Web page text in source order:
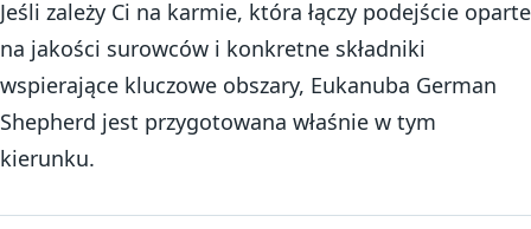
Jeśli zależy Ci na karmie, która łączy podejście oparte
na jakości surowców i konkretne składniki
wspierające kluczowe obszary, Eukanuba German
Shepherd jest przygotowana właśnie w tym
kierunku.